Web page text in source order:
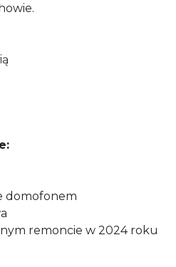
domofonem
remoncie w 2024 roku